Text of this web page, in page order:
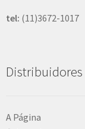
tel: (11)3672-1017
Distribuidores
A Página